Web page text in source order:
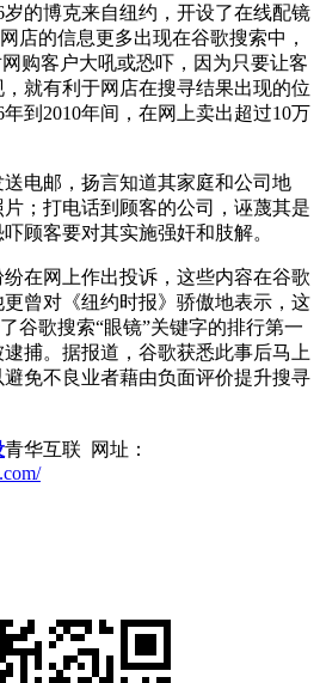
岁的博克来自纽约，开设了在线配镜
店的信息更多出现在谷歌搜索中，
购客户大吼或恐吓，因为只要让客
就有利于网店在搜寻结果出现的位
到2010年间，在网上卖出超过10万
电邮，扬言知道其家庭和公司地
；打电话到顾客的公司，诬蔑其是
顾客要对其实施强奸和肢解。
在网上作出投诉，这些内容在谷歌
曾对《纽约时报》骄傲地表示，这
谷歌搜索“眼镜”关键字的排行第一
捕。据报道，谷歌获悉此事后马上
免不良业者藉由负面评价提升搜寻
青华互联 网址：